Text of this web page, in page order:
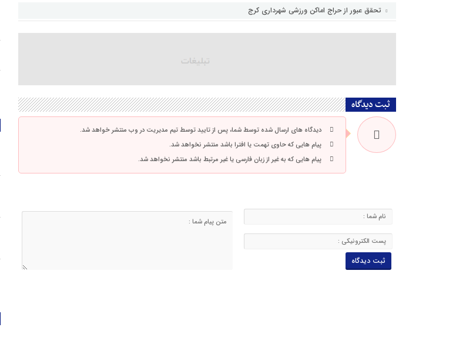
تحقق عبور از حراج اماکن ورزشی شهرداری کرج
ثبت دیدگاه
دیدگاه های ارسال شده توسط شما، پس از تایید توسط تیم مدیریت در وب منتشر خواهد شد.
پیام هایی که حاوی تهمت یا افترا باشد منتشر نخواهد شد.
پیام هایی که به غیر از زبان فارسی یا غیر مرتبط باشد منتشر نخواهد شد.